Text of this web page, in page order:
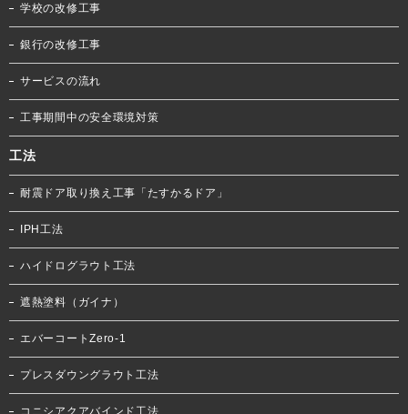
学校の改修工事
銀行の改修工事
サービスの流れ
工事期間中の安全環境対策
工法
耐震ドア取り換え工事「たすかるドア」
IPH工法
ハイドログラウト工法
遮熱塗料（ガイナ）
エバーコートZero-1
プレスダウングラウト工法
コニシアクアバインド工法